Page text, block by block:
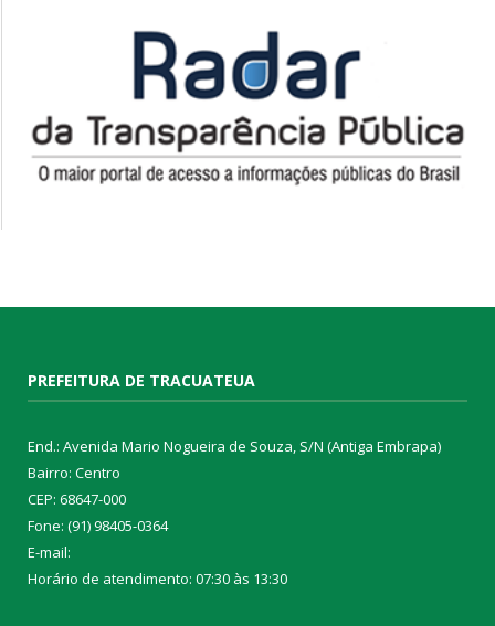
PREFEITURA DE TRACUATEUA
End.: Avenida Mario Nogueira de Souza, S/N (Antiga Embrapa)
Bairro: Centro
CEP: 68647-000
Fone: (91) 98405-0364
E-mail:
Horário de atendimento: 07:30 às 13:30